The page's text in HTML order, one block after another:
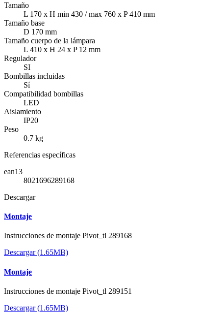
Tamaño
L 170 x H min 430 / max 760 x P 410 mm
Tamaño base
D 170 mm
Tamaño cuerpo de la lámpara
L 410 x H 24 x P 12 mm
Regulador
SI
Bombillas incluidas
Sí
Compatibilidad bombillas
LED
Aislamiento
IP20
Peso
0.7 kg
Referencias específicas
ean13
8021696289168
Descargar
Montaje
Instrucciones de montaje Pivot_tl 289168
Descargar (1.65MB)
Montaje
Instrucciones de montaje Pivot_tl 289151
Descargar (1.65MB)